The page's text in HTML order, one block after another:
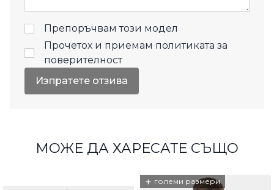
Препоръчвам този модел
Прочетох и приемам политиката за
поверителност
Изпратете отзива
МОЖЕ ДА ХАРЕСАТЕ СЪЩО
+ големи размери